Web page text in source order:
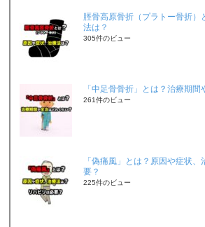
脛骨高原骨折（プラトー骨折）
法は？
305件のビュー
「中足骨骨折」とは？治療期間
261件のビュー
「偽痛風」とは？原因や症状
要？
225件のビュー